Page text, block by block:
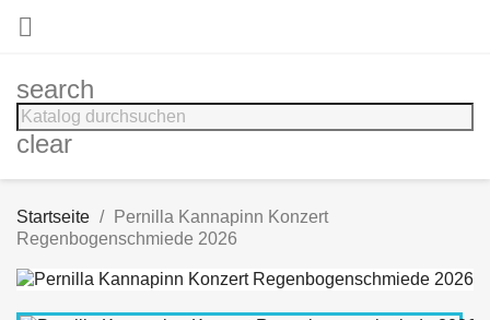

search
clear
Startseite
Pernilla Kannapinn Konzert
Regenbogenschmiede 2026